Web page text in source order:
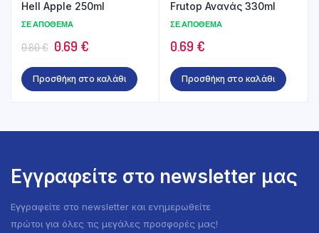
Hell Apple 250ml
ΣΕ ΑΠΌΘΕΜΑ
0.80€ Original
price
was:
0.69 €Η
τρέχουσα
τιμή
Προσθήκη στο καλάθι
Frutop Ανανάς 330ml
ΣΕ ΑΠΌΘΕΜΑ
0.69 €
Προσθήκη στο καλάθι
Εγγραφείτε στο newsletter μας
Εγγραφείτε στο newsletter και ενημερωθείτε
πρώτοι για όλες τις μεγάλες προσφορές μας!